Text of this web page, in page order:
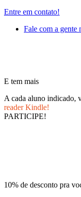
Entre em contato!
Fale com a gente
E tem mais
A cada aluno indicado,
reader Kindle!
PARTICIPE!
10% de desconto pra